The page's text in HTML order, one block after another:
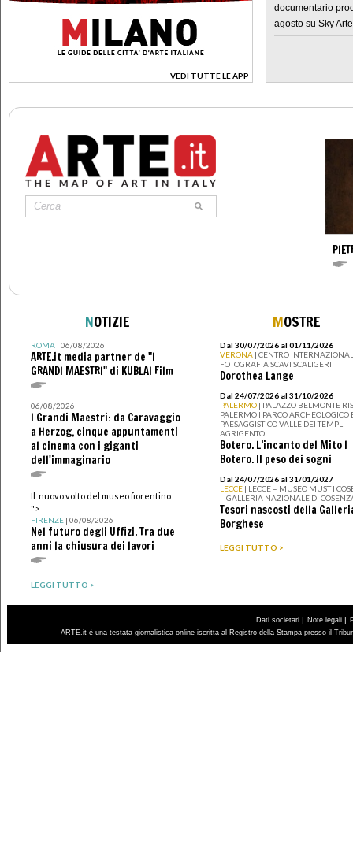
VEDI TUTTE LE APP
>
documentario
agosto su Sky Arte
NOTIZIE
ROMA| 06/08/2026
ARTE.it media partner de "I
GRANDI MAESTRI" di KUBLAI Film
06/08/2026
I Grandi Maestri: da Caravaggio
a Herzog, cinque appuntamenti
al cinema con i giganti
dell'immaginario
Il nuovo volto del museo fiorentino
">
FIRENZE| 06/08/2026
Nel futuro degli Uffizi. Tra due
anni la chiusura dei lavori
LEGGI TUTTO >
MOSTRE
Dal 30/07/2026 al 01/11/2026
VERONA | CENTRO
FOTOGRAFIA SCAVI SCALIGERI
Dorothea Lange
Dal 24/07/2026 al 31/10/2026
PALERMO | PALAZZO BELMONTE
PALERMO I PARCO ARCHEOLOGICO
PAESAGGISTICO VALLE DEI TEMPLI -
AGRIGENTO
Botero. L’incanto del Mito I
Botero. Il peso dei sogni
Dal 24/07/2026 al 31/01/2027
LECCE | LECCE – MUSEO MUST I
– GALLERIA NAZIONALE DI
Tesori nascosti della
Borghese
LEGGI TUTTO >
Dati societari | Note legali |
ARTE.it è una testata giornalistica online iscritta al Registro della Stampa presso il